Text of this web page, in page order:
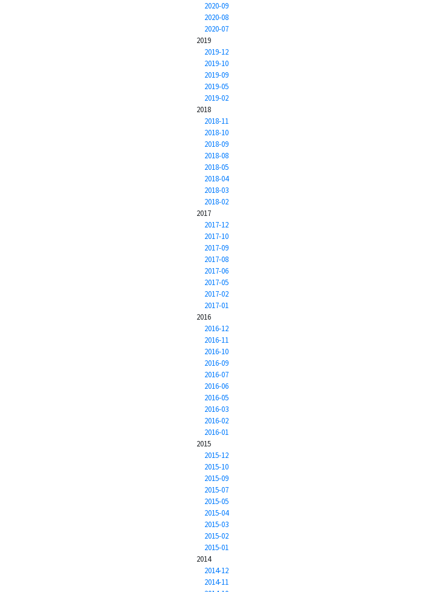
2020-09
2020-08
2020-07
2019
2019-12
2019-10
2019-09
2019-05
2019-02
2018
2018-11
2018-10
2018-09
2018-08
2018-05
2018-04
2018-03
2018-02
2017
2017-12
2017-10
2017-09
2017-08
2017-06
2017-05
2017-02
2017-01
2016
2016-12
2016-11
2016-10
2016-09
2016-07
2016-06
2016-05
2016-03
2016-02
2016-01
2015
2015-12
2015-10
2015-09
2015-07
2015-05
2015-04
2015-03
2015-02
2015-01
2014
2014-12
2014-11